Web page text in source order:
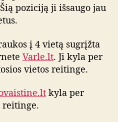
o
n
e
s
i
i
n
poziciją ji išsaugo jau
į 4 vietą sugrįžta
Varle.lt. Ji kyla per
vietos reitinge.
kyla per
reitinge.